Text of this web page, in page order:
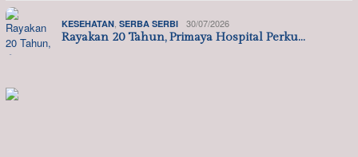
KESEHATAN, SERBA SERBI 30/07/2026
Rayakan 20 Tahun, Primaya Hospital Perku…